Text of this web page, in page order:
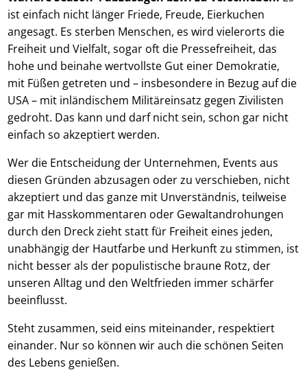
ist einfach nicht länger Friede, Freude, Eierkuchen
angesagt. Es sterben Menschen, es wird vielerorts die
Freiheit und Vielfalt, sogar oft die Pressefreiheit, das
hohe und beinahe wertvollste Gut einer Demokratie,
mit Füßen getreten und – insbesondere in Bezug auf die
USA – mit inländischem Militäreinsatz gegen Zivilisten
gedroht. Das kann und darf nicht sein, schon gar nicht
einfach so akzeptiert werden.
Wer die Entscheidung der Unternehmen, Events aus
diesen Gründen abzusagen oder zu verschieben, nicht
akzeptiert und das ganze mit Unverständnis, teilweise
gar mit Hasskommentaren oder Gewaltandrohungen
durch den Dreck zieht statt für Freiheit eines jeden,
unabhängig der Hautfarbe und Herkunft zu stimmen, ist
nicht besser als der populistische braune Rotz, der
unseren Alltag und den Weltfrieden immer schärfer
beeinflusst.
Steht zusammen, seid eins miteinander, respektiert
einander. Nur so können wir auch die schönen Seiten
des Lebens genießen.